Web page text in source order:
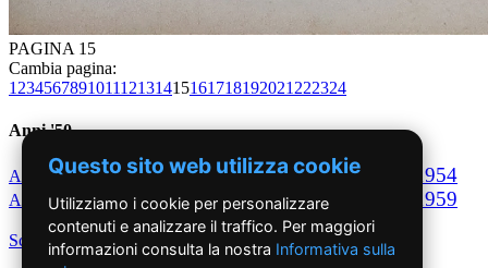
PAGINA 15
Cambia pagina:
1 23456789101112131415161718192021 222324
Anni '50
Anno1950Anno1951 Anno1952 Anno1953 1954
Anno 1955Anno1956 Anno1957Anno1958 1959
Scegli per decennio
Questo sito web utilizza cookie
Utilizziamo i cookie per personalizzare
contenuti e analizzare il traffico. Per maggiori
informazioni consulta la nostra Informativa sulla